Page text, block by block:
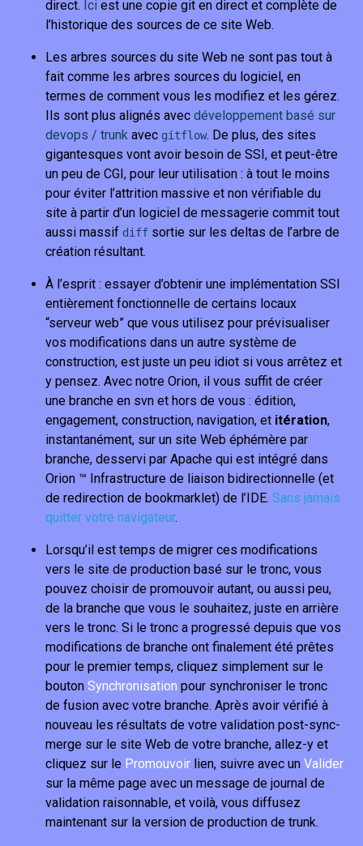
direct. Ici est une copie git en direct et complète de
l’historique des sources de ce site Web.
Les arbres sources du site Web ne sont pas tout à
fait comme les arbres sources du logiciel, en
termes de comment vous les modifiez et les gérez.
Ils sont plus alignés avec développement basé sur
devops / trunk avec gitflow. De plus, des sites
gigantesques vont avoir besoin de SSI, et peut-être
un peu de CGI, pour leur utilisation : à tout le moins
pour éviter l’attrition massive et non vérifiable du
site à partir d’un logiciel de messagerie commit tout
aussi massif diff sortie sur les deltas de l’arbre de
création résultant.
À l’esprit : essayer d’obtenir une implémentation SSI
entièrement fonctionnelle de certains locaux
“serveur web” que vous utilisez pour prévisualiser
vos modifications dans un autre système de
construction, est juste un peu idiot si vous arrêtez et
y pensez. Avec notre Orion, il vous suffit de créer
une branche en svn et hors de vous : édition,
engagement, construction, navigation, et itération,
instantanément, sur un site Web éphémère par
branche, desservi par Apache qui est intégré dans
Orion ™ Infrastructure de liaison bidirectionnelle (et
de redirection de bookmarklet) de l’IDE. Sans jamais
quitter votre navigateur.
Lorsqu’il est temps de migrer ces modifications
vers le site de production basé sur le tronc, vous
pouvez choisir de promouvoir autant, ou aussi peu,
de la branche que vous le souhaitez, juste en arrière
vers le tronc. Si le tronc a progressé depuis que vos
modifications de branche ont finalement été prêtes
pour le premier temps, cliquez simplement sur le
bouton Synchronisation pour synchroniser le tronc
de fusion avec votre branche. Après avoir vérifié à
nouveau les résultats de votre validation post-sync-
merge sur le site Web de votre branche, allez-y et
cliquez sur le Promouvoir lien, suivre avec un Valider
sur la même page avec un message de journal de
validation raisonnable, et voilà, vous diffusez
maintenant sur la version de production de trunk.